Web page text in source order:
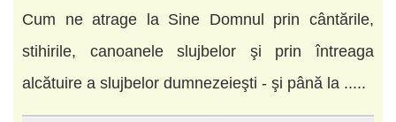
Cum ne atrage la Sine Domnul prin cântările,
stihirile, canoanele slujbelor şi prin întreaga
alcătuire a slujbelor dumnezeieşti - şi până la .....